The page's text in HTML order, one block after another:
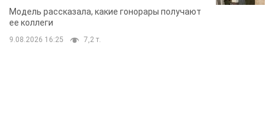
стороне модельной карьеры
Модель рассказала, какие гонорары получают
ее коллеги
9.08.2026 16:25 7,2 т.